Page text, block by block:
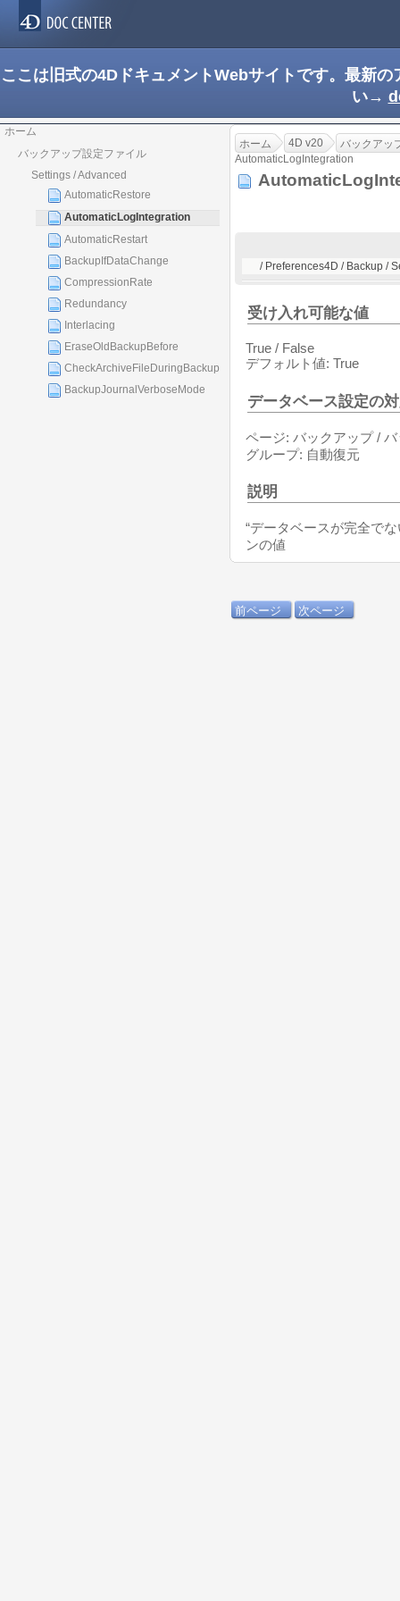
ここは旧式の4DドキュメントWebサイトです。最新
い→
ホーム
バックアップ設定ファイル
Settings / Advanced
AutomaticRestore
AutomaticLogIntegration
AutomaticRestart
BackupIfDataChange
CompressionRate
Redundancy
Interlacing
EraseOldBackupBefore
CheckArchiveFileDuringBackup
BackupJournalVerboseMode
ホーム 4D v20
バックアッ
AutomaticLogIntegration
/ Preferences4D / Backup /
受け入れ可能な値
True / False
デフォルト値: True
データベース設定の
ページ: バックアップ /
グループ: 自動復元
説明
“データベースが完全で
ンの値
前ページ 次ページ